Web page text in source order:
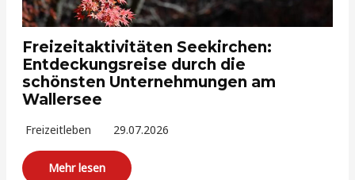
Freizeitaktivitäten Seekirchen:
Entdeckungsreise durch die
schönsten Unternehmungen am
Wallersee
Freizeitleben 29.07.2026
Mehr lesen